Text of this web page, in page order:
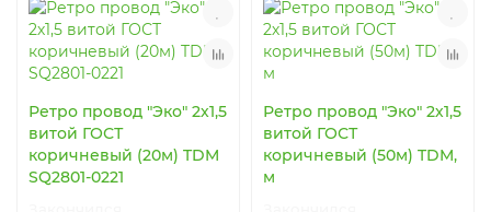
Ретро провод "Эко" 2х1,5
витой ГОСТ
коричневый (20м) TDM
SQ2801-0221
Ретро провод "Эко" 2х1,5
витой ГОСТ
коричневый (50м) TDM,
м